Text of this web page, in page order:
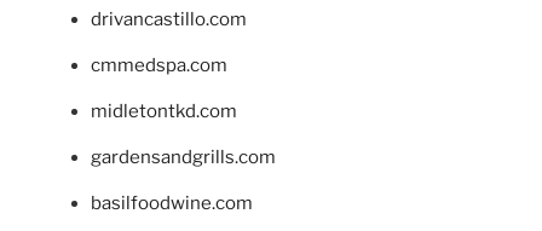
drivancastillo.com
cmmedspa.com
midletontkd.com
gardensandgrills.com
basilfoodwine.com